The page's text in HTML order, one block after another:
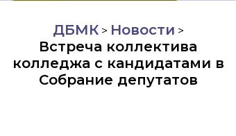
ДБМК> Новости >
Встреча коллектива
колледжа с кандидатами в
Собрание депутатов